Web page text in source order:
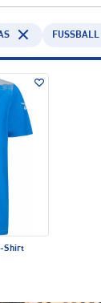
FUSSBALL
Shirt